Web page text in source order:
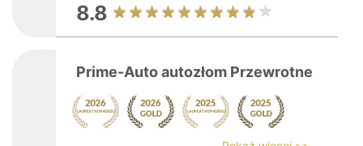
8.8
Prime-Auto autozłom Przewrotne